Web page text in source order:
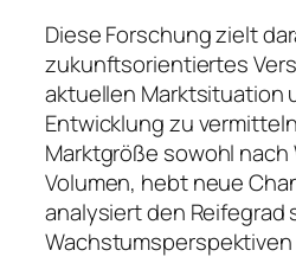
Diese Forschung zielt
zukunftsorientiertes
aktuellen Marktsituation
Entwicklung zu
Marktgröße sowohl nach
Volumen, hebt neue
analysiert den Reifegrad
Wachstumsperspektiven